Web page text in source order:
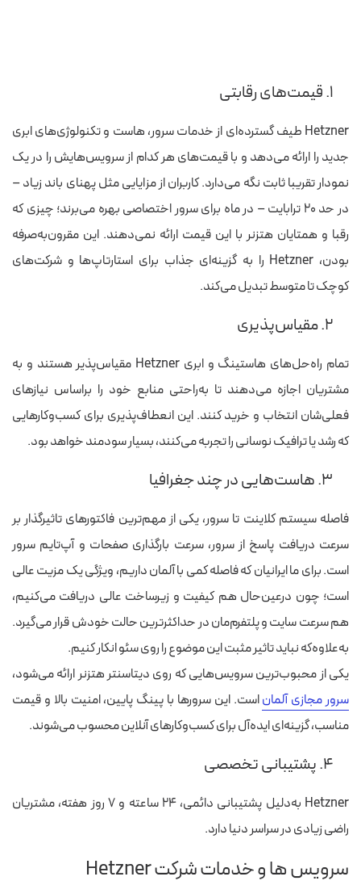
۱. قیمت‌های رقابتی
Hetzner طیف گسترده‌ای از خدمات سرور، هاست و تکنولوژی‌های ابری
جدید را ارائه می‌دهد و با قیمت‌های هر کدام از سرویس‌هایش را در یک
نمودار تقریبا ثابت نگه می‌دارد. کاربران از مزایایی مثل پهنای باند زیاد –
در حد ۲۰ ترابایت – در ماه برای سرور اختصاصی بهره می‌برند؛ چیزی که
رقبا و همتایان هتزنر با این قیمت ارائه نمی‌دهند. این مقرون‌به‌صرفه
بودن، Hetzner را به گزینه‌ای جذاب برای استارتاپ‌ها و شرکت‌های
کوچک تا متوسط ​​تبدیل می‌کند.
۲. مقیاس‌پذیری
تمام راه‌حل‌های هاستینگ و ابری Hetzner مقیاس‌پذیر هستند و به
مشتریان اجازه می‌دهند تا به‌راحتی منابع خود را براساس نیازهای
فعلی‌شان انتخاب و خرید کنند. این انعطاف‌پذیری برای کسب‌وکارهایی
که رشد یا ترافیک نوسانی را تجربه می‌کنند، بسیار سودمند خواهد بود.
۳. هاست‌هایی در چند جغرافیا
فاصله سیستم کلاینت تا سرور، یکی از مهم‌ترین فاکتورهای تاثیرگذار بر
سرعت دریافت پاسخ از سرور، سرعت بارگذاری صفحات و آپ‌تایم سرور
است. برای ما ایرانیان که فاصله کمی با آلمان داریم، ویژگی یک مزیت عالی
است؛ چون درعین‌حال هم کیفیت و زیرساخت عالی دریافت می‌کنیم،
هم سرعت سایت و پلتفرم‌مان در حداکثرترین حالت خودش قرار می‌گیرد.
به‌علاوه‌که نباید تاثیر مثبت این موضوع را روی سئو انکار کنیم.
یکی از محبوب‌ترین سرویس‌هایی که روی دیتاسنتر هتزنر ارائه می‌شود،
سرور مجازی آلماناست. این سرورها با پینگ پایین، امنیت بالا و قیمت
مناسب، گزینه‌ای ایده‌آل برای کسب‌وکارهای آنلاین محسوب می‌شوند.
۴. پشتیبانی تخصصی
Hetzner به‌دلیل پشتیبانی دائمی، ۲۴ ساعته و ۷ روز هفته، مشتریان
راضی زیادی در سراسر دنیا دارد.
سرویس‌ ها و خدمات شرکت Hetzner